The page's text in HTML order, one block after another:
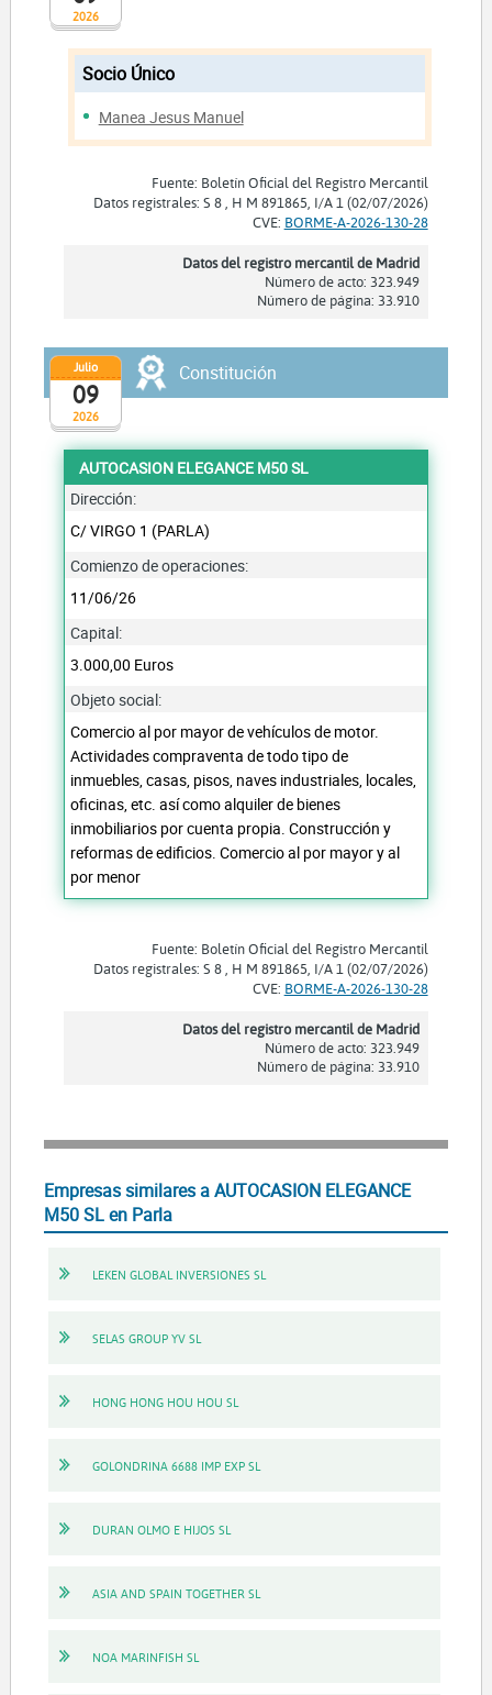
2026
Socio Único
Manea Jesus Manuel
Fuente: Boletín Oficial del Registro Mercantil
Datos registrales: S 8 , H M 891865, I/A 1 (02/07/2026)
CVE: BORME-A-2026-130-28
Datos del registro mercantil de Madrid
Número de acto: 323.949
Número de página: 33.910
2026
Julio
09
Constitución
AUTOCASION ELEGANCE M50 SL
Dirección:
C/ VIRGO 1 (PARLA)
Comienzo de operaciones:
11/06/26
Capital:
3.000,00 Euros
Objeto social:
Comercio al por mayor de vehículos de motor.
Actividades compraventa de todo tipo de
inmuebles, casas, pisos, naves industriales, locales,
oficinas, etc. así como alquiler de bienes
inmobiliarios por cuenta propia. Construcción y
reformas de edificios. Comercio al por mayor y al
por menor
Fuente: Boletín Oficial del Registro Mercantil
Datos registrales: S 8 , H M 891865, I/A 1 (02/07/2026)
CVE: BORME-A-2026-130-28
Datos del registro mercantil de Madrid
Número de acto: 323.949
Número de página: 33.910
Empresas similares a AUTOCASION ELEGANCE
M50 SL en Parla
LEKEN GLOBAL INVERSIONES SL
SELAS GROUP YV SL
HONG HONG HOU HOU SL
GOLONDRINA 6688 IMP EXP SL
DURAN OLMO E HIJOS SL
ASIA AND SPAIN TOGETHER SL
NOA MARINFISH SL